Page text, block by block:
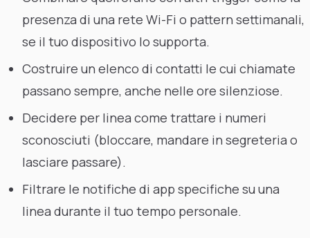
presenza di una rete Wi-Fi o pattern settimanali,
se il tuo dispositivo lo supporta.
Costruire un elenco di contatti le cui chiamate
passano sempre, anche nelle ore silenziose.
Decidere per linea come trattare i numeri
sconosciuti (bloccare, mandare in segreteria o
lasciare passare).
Filtrare le notifiche di app specifiche su una
linea durante il tuo tempo personale.